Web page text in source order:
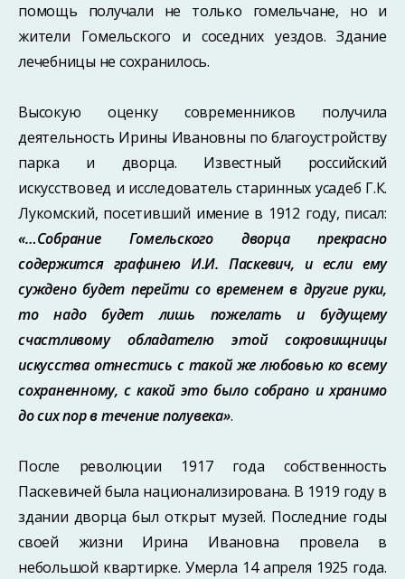
помощь получали не только гомельчане, но и
жители Гомельского и соседних уездов. Здание
лечебницы не сохранилось.
Высокую оценку современников получила
деятельность Ирины Ивановны по благоустройству
парка и дворца. Известный российский
искусствовед и исследователь старинных усадеб Г.К.
Лукомский, посетивший имение в 1912 году, писал:
«…Собрание Гомельского дворца прекрасно
содержится графинею И.И. Паскевич, и если ему
суждено будет перейти со временем в другие руки,
то надо будет лишь пожелать и будущему
счастливому обладателю этой сокровищницы
искусства отнестись с такой же любовью ко всему
сохраненному, с какой это было собрано и хранимо
до сих пор в течение полувека».
После революции 1917 года собственность
Паскевичей была национализирована. В 1919 году в
здании дворца был открыт музей. Последние годы
своей жизни Ирина Ивановна провела в
небольшой квартирке. Умерла 14 апреля 1925 года.